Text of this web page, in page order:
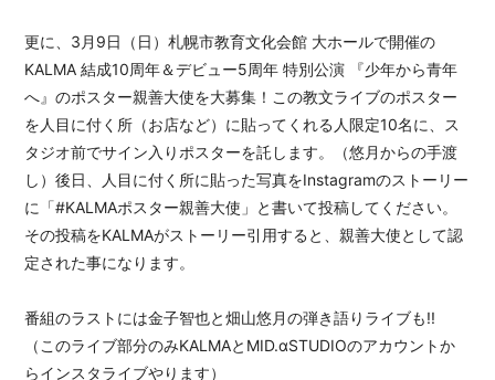
更に、3月9日（日）札幌市教育文化会館 大ホールで開催の
KALMA 結成10周年＆デビュー5周年 特別公演 『少年から青年
へ』のポスター親善大使を大募集！この教文ライブのポスター
を人目に付く所（お店など）に貼ってくれる人限定10名に、ス
タジオ前でサイン入りポスターを託します。（悠月からの手渡
し）後日、人目に付く所に貼った写真をInstagramのストーリー
に「#KALMAポスター親善大使」と書いて投稿してください。
その投稿をKALMAがストーリー引用すると、親善大使として認
定された事になります。
番組のラストには金子智也と畑山悠月の弾き語りライブも!!
（このライブ部分のみKALMAとMID.αSTUDIOのアカウントか
らインスタライブやります）